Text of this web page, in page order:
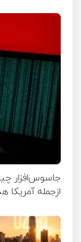
ازجمله